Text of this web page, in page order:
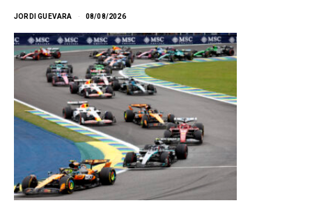
JORDI GUEVARA 08/08/2026